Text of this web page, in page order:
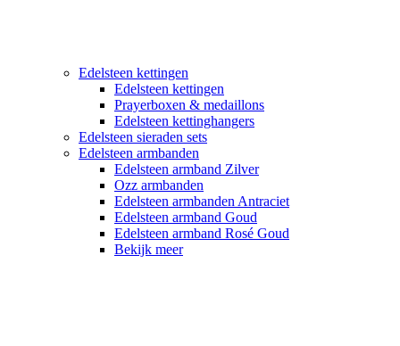
Edelsteen kettingen
Edelsteen kettingen
Prayerboxen & medaillons
Edelsteen kettinghangers
Edelsteen sieraden sets
Edelsteen armbanden
Edelsteen armband Zilver
Ozz armbanden
Edelsteen armbanden Antraciet
Edelsteen armband Goud
Edelsteen armband Rosé Goud
Bekijk meer